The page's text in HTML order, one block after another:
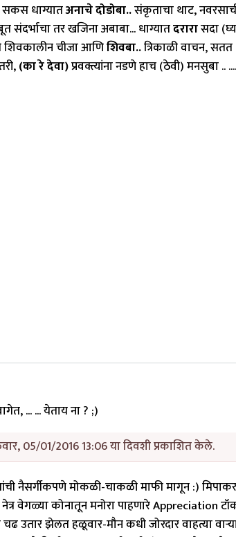
सकस धाग्यातअनाचे दोडोबा..संकृताचा थाट,
संदर्भाचा तर खजिना अबाबा... धाग्यातदरारासदा
शिवकालीन चीजा आणिशिवबा..त्रिकाळी वाचन, सतत
(का रे देवा)प्रवक्त्यांना नडणे हाच (ठेवी) मनसुबा ..
... ... येताय ना ? ;)
05/01/2016 13:06 या दिवशी प्रकाशित केले.
नैसर्गीकपणे मोकळी-चाकळी माफी मागून :)
वेगळ्या कोनातून मनोरा पाहणारे Appreciation
चढ उतार झेलत हळूवार-मौन कधी जोरदार वाहत्या